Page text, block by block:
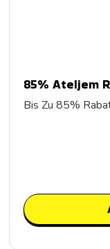
85% Ateljem
Bis Zu 85%